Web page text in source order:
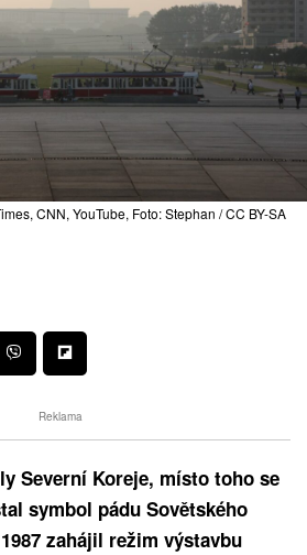
CNN, YouTube, Foto: Stephan / CC BY-SA
Reklama
Severní Koreje, místo toho se
symbol pádu Sovětského
zahájil režim výstavbu